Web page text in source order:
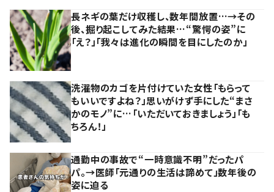
長ネギの葉だけ収穫し、数年間放置…→その
後、掘り起こしてみた結果…“驚愕の姿”に
「え？」「我々は進化の瞬間を目にしたのか」
洗濯物のカゴを片付けていた女性「もらって
もいいですよね？」思いがけず手にした“まさ
かのモノ”に…「いただいておきましょう」「も
ちろん！」
通勤中の事故で“一時意識不明”だったパ
パ。→医師「元通りの生活は諦めて」数年後の
姿に迫る